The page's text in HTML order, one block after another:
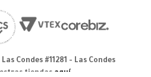
Condes #11281 - Las Condes
tiendas aquí